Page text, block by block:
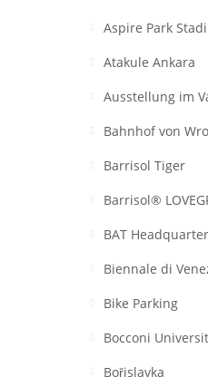
Aspire Park
Atakule Ankara
Ausstellung im
Bahnhof von
Barrisol Tiger
Barrisol®
BAT
Biennale di
Bike Parking
Bocconi
Bořislavka